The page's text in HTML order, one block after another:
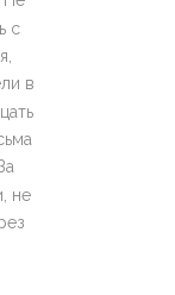
с
в
не